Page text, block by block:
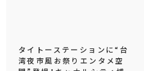
タイトーステーションに“台
湾夜市風お祭りエンタメ空